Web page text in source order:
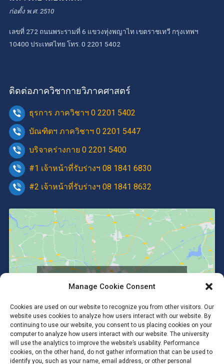
Manage Cookie Consent
Cookies are used on our website to recognize you from other visitors. Our
website uses cookies to analyze how users interact with our website. By
continuing to use our website, you consent to us placing cookies on your
computer to analyze how users interact with our website. The university
will use the analytics to improve the website’s usability. Performance
cookies, on the other hand, do not gather information that can be used to
identify you, such as your name, email address, or other personal
ก่อตั้ง พ.ศ. 2510
เลขที่ 272 ถนนพระรามที่ 6 แขวงทุ่งพญาไท เขตราชเทวี กรุงเทพฯ
10400 ประเทศไทย โทร. 0 2201 5402
ติดต่อภาควิชากายวิภาคศาสตร์
ธุรการ ภาควิชาฯ 0 2201 5402
บัณฑิตฯ ภาควิชาฯ 0 2201 5447
บริจาคร่างกาย 0 2201 5400
#1 เจ้าหน้าที่รับร่างฯ 08 1841 6830
#2 เจ้าหน้าที่รับร่างฯ 08 1841 8632
enable this content